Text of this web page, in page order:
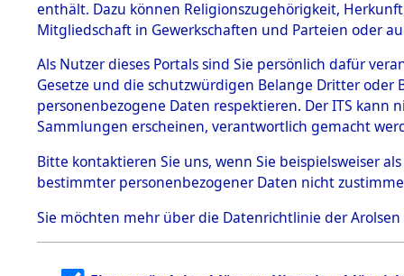
1.
mente
5. Verschiedenes
5.3
Todesmärsche
5.3.1 Alliierte
Erhebungen
zu
Todesmärsch
en
5.3.2
Identifizierun
auf dem
vorm
Neustadt
enthält. Dazu können Religionszugehörigkeit,
Mitgliedschaft in Gewerkschaften und Parteien oder
Als Nutzer dieses Portals sind Sie persönlich dafür
Gesetze und die schutzwürdigen Belange Dritter
personenbezogene Daten respektieren. Der ITS
Sammlungen erscheinen, verantwortlich gemacht
Bitte kontaktieren Sie uns, wenn Sie beispielsweiser
bestimmter personenbezogener Daten nicht
Sie möchten mehr über die Datenrichtlinie der Arolsen